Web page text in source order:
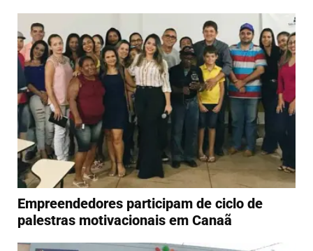
Empreendedores participam de ciclo de
palestras motivacionais em Canaã